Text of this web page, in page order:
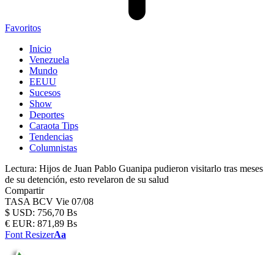
Favoritos
Inicio
Venezuela
Mundo
EEUU
Sucesos
Show
Deportes
Caraota Tips
Tendencias
Columnistas
Lectura: Hijos de Juan Pablo Guanipa pudieron visitarlo tras meses
de su detención, esto revelaron de su salud
Compartir
TASA BCV Vie 07/08
$ USD: 756,70 Bs
€ EUR: 871,89 Bs
Font ResizerAa